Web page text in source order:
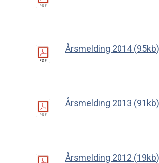
Årsmelding 2014 (95kb)
Årsmelding 2013 (91kb)
Årsmelding 2012 (19kb)